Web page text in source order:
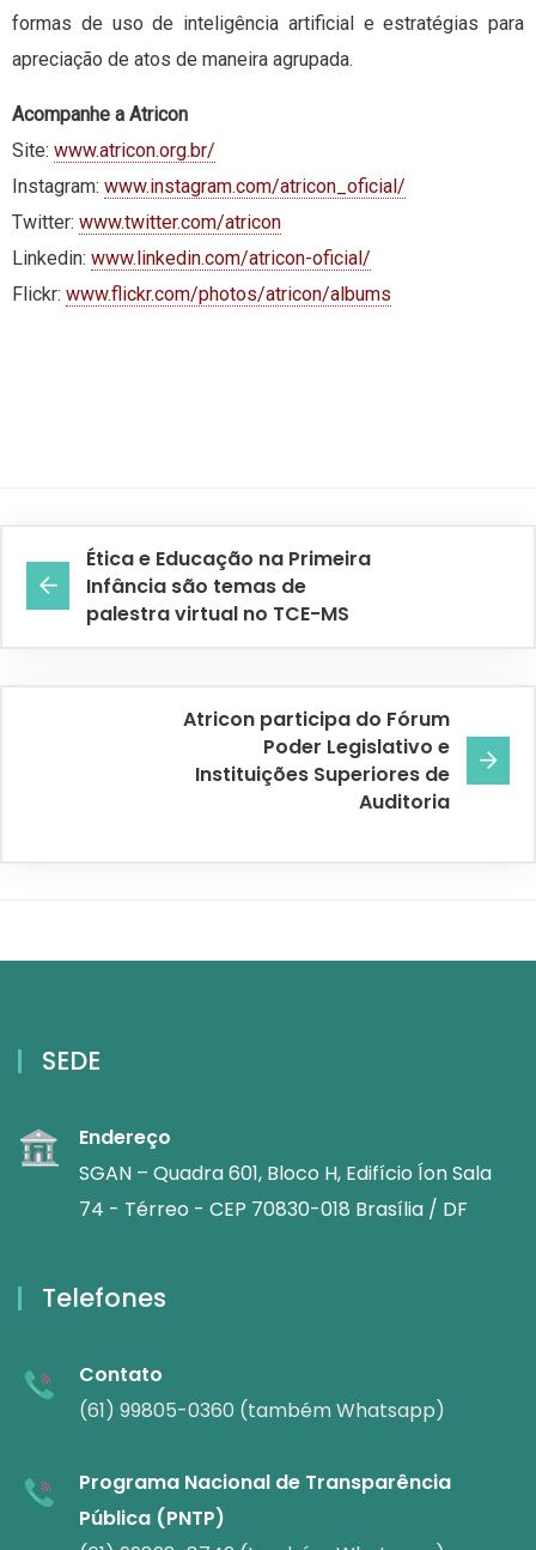
formas de uso de inteligência artificial e estratégias para
apreciação de atos de maneira agrupada.
Acompanhe a Atricon
Site: www.atricon.org.br/
Instagram: www.instagram.com/atricon_oficial/
Twitter: www.twitter.com/atricon
Linkedin: www.linkedin.com/atricon-oficial/
Flickr: www.flickr.com/photos/atricon/albums
Ética e Educação na Primeira
Infância são temas de
palestra virtual no TCE-MS
Atricon participa do Fórum
Poder Legislativo e
Instituições Superiores de
Auditoria
SEDE
Endereço
SGAN – Quadra 601, Bloco H, Edifício Íon Sala
74 - Térreo - CEP 70830-018 Brasília / DF
Telefones
Contato
(61) 99805-0360 (também Whatsapp)
Programa Nacional de Transparência
Pública (PNTP)